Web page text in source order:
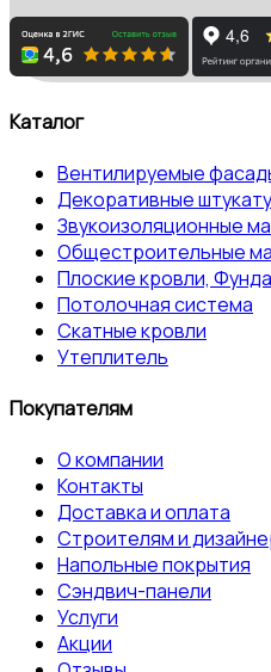
Каталог
Вентилируемые
Декоративные
Звукоизоляционные
Общестроительные
Плоские кровли,
Потолочная система
Скатные кровли
Утеплитель
Покупателям
О компании
Контакты
Доставка и оплата
Строителям и
Напольные покрытия
Сэндвич-панели
Услуги
Акции